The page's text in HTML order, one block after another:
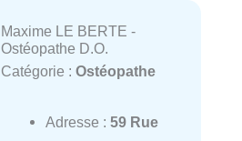
Maxime LE BERTE -
Ostéopathe D.O.
Catégorie : Ostéopathe
Adresse : 59 Rue